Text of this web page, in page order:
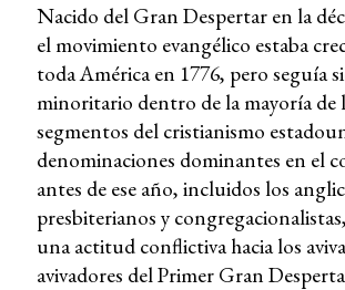
Nacido del Gran Despertar en la
el movimiento evangélico estaba
toda América en 1776, pero seguía
minoritario dentro de la mayoría de
segmentos del cristianismo
denominaciones dominantes en el
antes de ese año, incluidos los
presbiterianos y
una actitud conflictiva hacia los
avivadores del Primer Gran